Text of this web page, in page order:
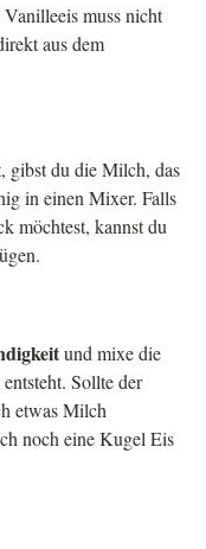
muss nicht
aus dem
gibst du die Milch, das
in einen Mixer. Falls
möchtest, kannst du
und mixe die
Sollte der
etwas Milch
noch eine Kugel Eis